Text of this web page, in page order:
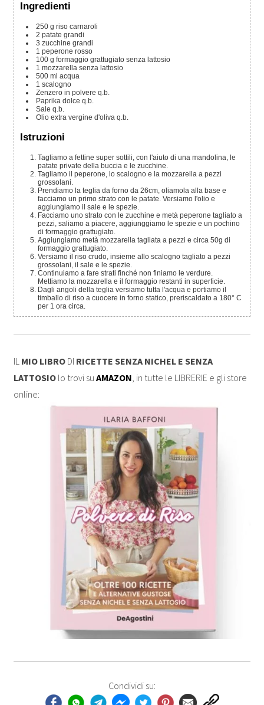
Ingredienti
250 g riso carnaroli
2 patate grandi
3 zucchine grandi
1 peperone rosso
100 g formaggio grattugiato senza lattosio
1 mozzarella senza lattosio
500 ml acqua
1 scalogno
Zenzero in polvere q.b.
Paprika dolce q.b.
Sale q.b.
Olio extra vergine d'oliva q.b.
Istruzioni
Tagliamo a fettine super sottili, con l'aiuto di una mandolina, le
patate private della buccia e le zucchine.
Tagliamo il peperone, lo scalogno e la mozzarella a pezzi
grossolani.
Prendiamo la teglia da forno da 26cm, oliamola alla base e
facciamo un primo strato con le patate. Versiamo l'olio e
aggiungiamo il sale e le spezie.
Facciamo uno strato con le zucchine e metà peperone tagliato a
pezzi, saliamo a piacere, aggiunggiamo le spezie e un pochino
di formaggio grattugiato.
Aggiungiamo metà mozzarella tagliata a pezzi e circa 50g di
formaggio grattugiato.
Versiamo il riso crudo, insieme allo scalogno tagliato a pezzi
grossolani, il sale e le spezie.
Continuiamo a fare strati finché non finiamo le verdure.
Mettiamo la mozzarella e il formaggio restanti in superficie.
Dagli angoli della teglia versiamo tutta l'acqua e portiamo il
timballo di riso a cuocere in forno statico, preriscaldato a 180° C
per 1 ora circa.
IL MIO LIBRO DI RICETTE SENZA NICHEL E SENZA
LATTOSIO lo trovi suAMAZON , in tutte le LIBRERIE e gli store
online:
Condividi su: